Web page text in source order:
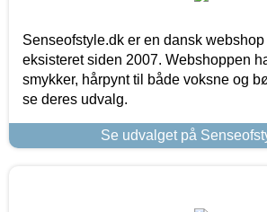
Senseofstyle.dk er en dansk
eksisteret siden 2007. Webshoppen
smykker, hårpynt til både voksne og
se deres udvalg.
Se udvalget på